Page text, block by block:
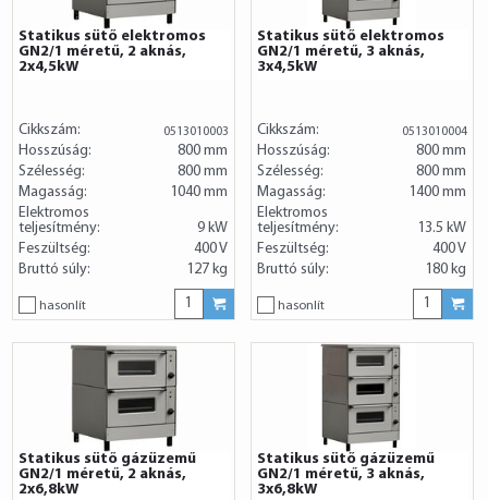
Statikus sütő elektromos
GN2/1 méretű, 2 aknás,
2x4,5kW
Cikkszám: 0513010003
Hosszúság:
800 mm
Szélesség:
800 mm
Magasság:
1040 mm
Elektromos
teljesítmény:
9 kW
Feszültség:
400 V
Bruttó súly:
127 kg
hasonlít
Statikus sütő elektromos
GN2/1 méretű, 3 aknás,
3x4,5kW
Cikkszám: 0513010004
Hosszúság:
800 mm
Szélesség:
800 mm
Magasság:
1400 mm
Elektromos
teljesítmény:
13.5 kW
Feszültség:
400 V
Bruttó súly:
180 kg
hasonlít
Statikus sütő gázüzemű
GN2/1 méretű, 2 aknás,
2x6,8kW
Statikus sütő gázüzemű
GN2/1 méretű, 3 aknás,
3x6,8kW